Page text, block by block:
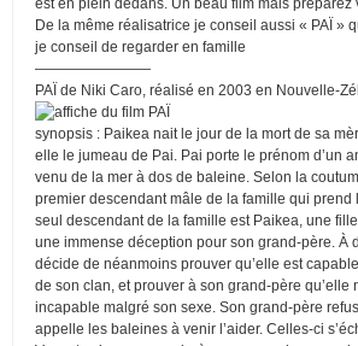
De la même réalisatrice je conseil aussi « PAÏ »
je conseil de regarder en famille
————————
PAÏ de Niki Caro, réalisé en 2003 en Nouvelle-
synopsis : Paikea nait le jour de la mort de sa
elle le jumeau de Pai. Pai porte le prénom d’un
venu de la mer à dos de baleine. Selon la
premier descendant mâle de la famille qui prend
seul descendant de la famille est Paikea, une
une immense déception pour son grand-père. À
décide de néanmoins prouver qu’elle est
de son clan, et prouver à son grand-père qu’elle
incapable malgré son sexe. Son grand-père
appelle les baleines à venir l’aider. Celles-ci